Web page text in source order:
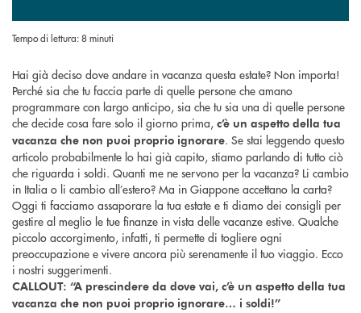
Tempo di lettura: 8 minuti
Hai già deciso dove andare in vacanza questa estate? Non importa!
Perché sia che tu faccia parte di quelle persone che amano
programmare con largo anticipo, sia che tu sia una di quelle persone
che decide cosa fare solo il giorno prima, c’è un aspetto della tua
vacanza che non puoi proprio ignorare. Se stai leggendo questo
articolo probabilmente lo hai già capito, stiamo parlando di tutto ciò
che riguarda i soldi. Quanti me ne servono per la vacanza? Li cambio
in Italia o li cambio all’estero? Ma in Giappone accettano la carta?
Oggi ti facciamo assaporare la tua estate e ti diamo dei consigli per
gestire al meglio le tue finanze in vista delle vacanze estive. Qualche
piccolo accorgimento, infatti, ti permette di togliere ogni
preoccupazione e vivere ancora più serenamente il tuo viaggio. Ecco
i nostri suggerimenti.
CALLOUT: “A prescindere da dove vai, c’è un aspetto della tua
vacanza che non puoi proprio ignorare… i soldi!”